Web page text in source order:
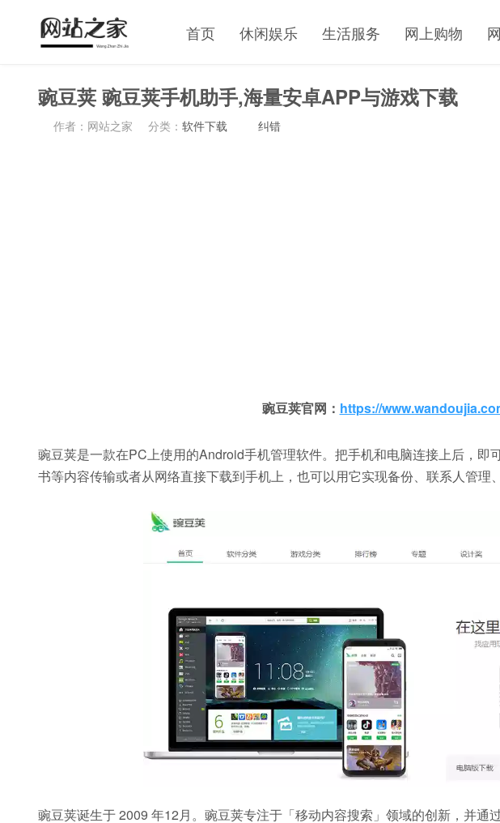
首页 休闲娱乐 生活服务 网上购物
豌豆荚 豌豆荚手机助手,海量安卓APP与游戏下载
作者：网站之家 分类： 软件下载 纠错
豌豆荚官网： https://
豌豆荚是一款在PC上使用的Android手机管理软件。把手机和电脑连接上后，即
书等内容传输或者从网络直接下载到手机上，也可以用它实现备份、联系人管理
豌豆荚诞生于 2009 年12月。豌豆荚专注于「移动内容搜索」领域的创新，并通